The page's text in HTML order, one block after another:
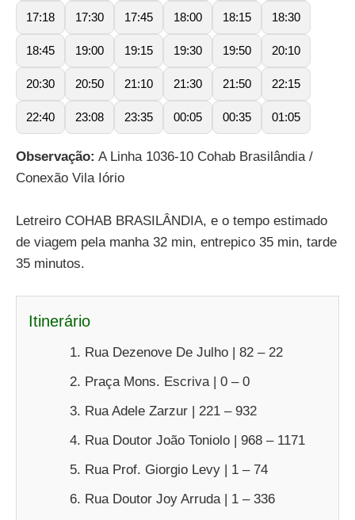
17:18 17:30 17:45 18:00 18:15 18:30
18:45 19:00 19:15 19:30 19:50 20:10
20:30 20:50 21:10 21:30 21:50 22:15
22:40 23:08 23:35 00:05 00:35 01:05
Observação: A Linha 1036-10 Cohab Brasilândia /
Conexão Vila Iório
Letreiro COHAB BRASILÂNDIA, e o tempo estimado
de viagem pela manha 32 min, entrepico 35 min, tarde
35 minutos.
Itinerário
Rua Dezenove De Julho | 82 – 22
Praça Mons. Escriva | 0 – 0
Rua Adele Zarzur | 221 – 932
Rua Doutor João Toniolo | 968 – 1171
Rua Prof. Giorgio Levy | 1 – 74
Rua Doutor Joy Arruda | 1 – 336